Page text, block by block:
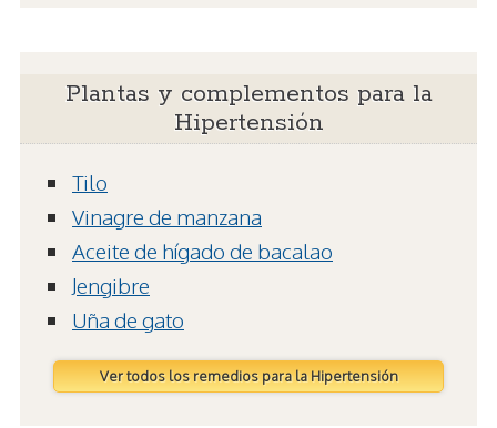
Plantas y complementos para la
Hipertensión
Tilo
Vinagre de manzana
Aceite de hígado de bacalao
Jengibre
Uña de gato
Ver todos los remedios para la Hipertensión